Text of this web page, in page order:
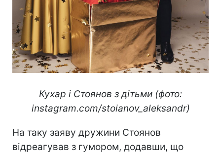
Кухар і Стоянов з дітьми (фото:
instagram.com/stoianov_aleksandr)
На таку заяву дружини Стоянов
відреагував з гумором, додавши, що